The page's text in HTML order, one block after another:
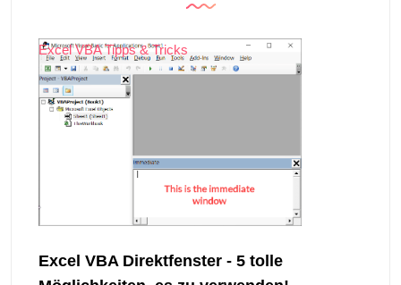
Excel VBA Tipps & Tricks
Excel VBA Direktfenster - 5 tolle